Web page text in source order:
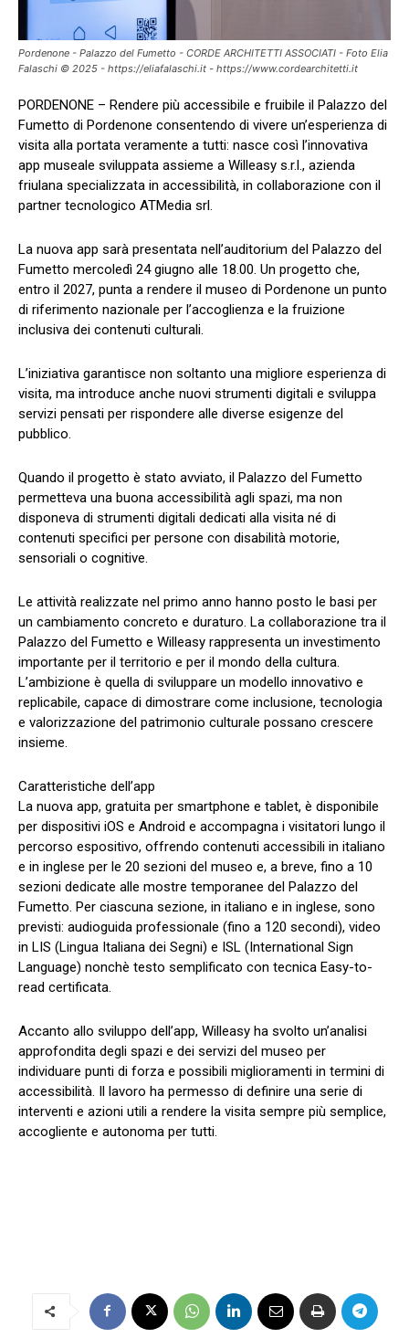
Pordenone - Palazzo del Fumetto - CORDE ARCHITETTI ASSOCIATI - Foto Elia
Falaschi © 2025 - https://eliafalaschi.it - https://www.cordearchitetti.it
PORDENONE – Rendere più accessibile e fruibile il Palazzo del
Fumetto di Pordenone consentendo di vivere un’esperienza di
visita alla portata veramente a tutti: nasce così l’innovativa
app museale sviluppata assieme a Willeasy s.r.l., azienda
friulana specializzata in accessibilità, in collaborazione con il
partner tecnologico ATMedia srl.
La nuova app sarà presentata nell’auditorium del Palazzo del
Fumetto mercoledì 24 giugno alle 18.00. Un progetto che,
entro il 2027, punta a rendere il museo di Pordenone un punto
di riferimento nazionale per l’accoglienza e la fruizione
inclusiva dei contenuti culturali.
L’iniziativa garantisce non soltanto una migliore esperienza di
visita, ma introduce anche nuovi strumenti digitali e sviluppa
servizi pensati per rispondere alle diverse esigenze del
pubblico.
Quando il progetto è stato avviato, il Palazzo del Fumetto
permetteva una buona accessibilità agli spazi, ma non
disponeva di strumenti digitali dedicati alla visita né di
contenuti specifici per persone con disabilità motorie,
sensoriali o cognitive.
Le attività realizzate nel primo anno hanno posto le basi per
un cambiamento concreto e duraturo. La collaborazione tra il
Palazzo del Fumetto e Willeasy rappresenta un investimento
importante per il territorio e per il mondo della cultura.
L’ambizione è quella di sviluppare un modello innovativo e
replicabile, capace di dimostrare come inclusione, tecnologia
e valorizzazione del patrimonio culturale possano crescere
insieme.
Caratteristiche dell’app
La nuova app, gratuita per smartphone e tablet, è disponibile
per dispositivi iOS e Android e accompagna i visitatori lungo il
percorso espositivo, offrendo contenuti accessibili in italiano
e in inglese per le 20 sezioni del museo e, a breve, fino a 10
sezioni dedicate alle mostre temporanee del Palazzo del
Fumetto. Per ciascuna sezione, in italiano e in inglese, sono
previsti: audioguida professionale (fino a 120 secondi), video
in LIS (Lingua Italiana dei Segni) e ISL (International Sign
Language) nonchè testo semplificato con tecnica Easy-to-
read certificata.
Accanto allo sviluppo dell’app, Willeasy ha svolto un’analisi
approfondita degli spazi e dei servizi del museo per
individuare punti di forza e possibili miglioramenti in termini di
accessibilità. Il lavoro ha permesso di definire una serie di
interventi e azioni utili a rendere la visita sempre più semplice,
accogliente e autonoma per tutti.